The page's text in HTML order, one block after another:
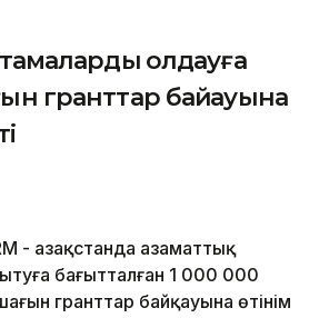
қолдауға
гранттар байқауына
- Қазақстанда азаматтық
бағытталған 1 000 000
гранттар байқауына өтінім